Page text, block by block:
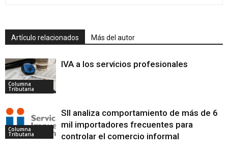
Artículo relacionados Más del autor
Columna
Tributaria
IVA a los servicios profesionales
Columna
Tributaria
SII analiza comportamiento de más de 6
mil importadores frecuentes para
controlar el comercio informal